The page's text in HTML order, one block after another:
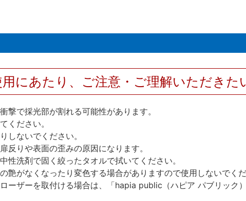
用にあたり、ご注意・ご理解いただきた
で採光部が割れる可能性があります。
ください。
しないでください。
りや表面の歪みの原因になります。
洗剤で固く絞ったタオルで拭いてください。
艶がなくなったり変色する場合がありますので使用しないでく
ーザーを取付ける場合は、「hapia public（ハピア パブリック